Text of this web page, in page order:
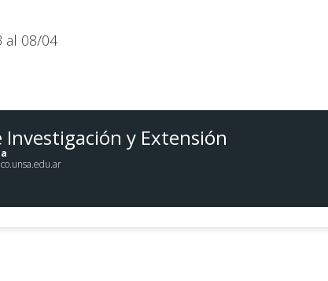
al 08/04
Investigación y Extensión